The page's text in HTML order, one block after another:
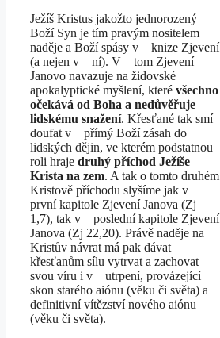
Ježíš Kristus jakožto jednorozený
Boží Syn je tím pravým nositelem
naděje a Boží spásy v knize Zjevení
(a nejen v ní). V tom Zjevení
Janovo navazuje na židovské
apokalyptické myšlení, které všechno
očekává od Boha a nedůvěřuje
lidskému snažení. Křesťané tak smí
doufat v přímý Boží zásah do
lidských dějin, ve kterém podstatnou
roli hraje druhý příchod Ježíše
Krista na zem. A tak o tomto druhém
Kristově příchodu slyšíme jak v
první kapitole Zjevení Janova (Zj
1,7), tak v poslední kapitole Zjevení
Janova (Zj 22,20). Právě naděje na
Kristův návrat má pak dávat
křesťanům sílu vytrvat a zachovat
svou víru i v utrpení, provázející
skon starého aiónu (věku či světa) a
definitivní vítězství nového aiónu
(věku či světa).